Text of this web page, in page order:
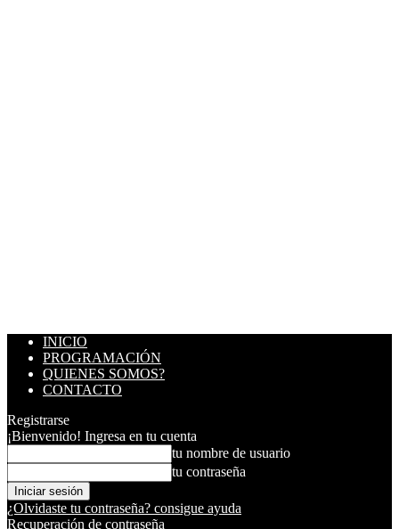
INICIO
PROGRAMACIÓN
QUIENES SOMOS?
CONTACTO
Registrarse
¡Bienvenido! Ingresa en tu cuenta
tu nombre de usuario
tu contraseña
¿Olvidaste tu contraseña? consigue ayuda
Recuperación de contraseña